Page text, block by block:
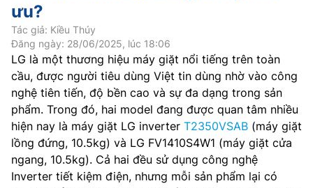
ưu?
Tác giả: Kiều Thúy
Đăng ngày: 28/06/2025, lúc 18:06
LG là một thương hiệu máy giặt nổi tiếng trên toàn
cầu, được người tiêu dùng Việt tin dùng nhờ vào công
nghệ tiên tiến, độ bền cao và sự đa dạng trong sản
phẩm. Trong đó, hai model đang được quan tâm nhiều
hiện nay là máy giặt LG inverter T2350VSAB (máy giặt
lồng đứng, 10.5kg) và LG FV1410S4W1 (máy giặt cửa
ngang, 10.5kg). Cả hai đều sử dụng công nghệ
Inverter tiết kiệm điện, nhưng mỗi sản phẩm lại có